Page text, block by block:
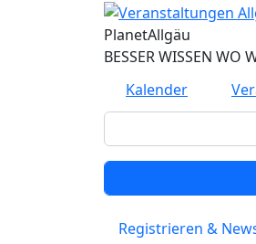
Direkt zum Inhalt
PlanetAllgäu
BESSER WISSEN WO
Kalender
Registrieren &